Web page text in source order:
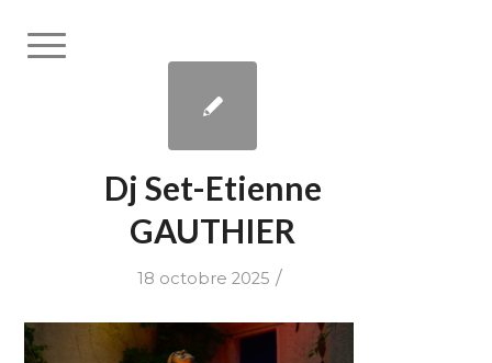
Dj Set-Etienne
GAUTHIER
18 octobre 2025 /